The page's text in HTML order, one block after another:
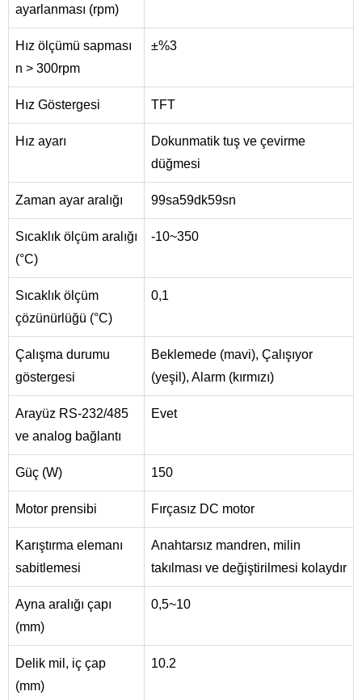
ayarlanması (rpm)
Hız ölçümü sapması
n > 300rpm
±%3
Hız Göstergesi TFT
Hız ayarı
Dokunmatik tuş ve çevirme
düğmesi
Zaman ayar aralığı 99sa59dk59sn
Sıcaklık ölçüm aralığı
(°C)
-10~350
Sıcaklık ölçüm
çözünürlüğü (°C)
0,1
Çalışma durumu
göstergesi
Beklemede (mavi), Çalışıyor
(yeşil), Alarm (kırmızı)
Arayüz RS-232/485
ve analog bağlantı
Evet
Güç (W) 150
Motor prensibi Fırçasız DC motor
Karıştırma elemanı
sabitlemesi
Anahtarsız mandren, milin
takılması ve değiştirilmesi kolaydır
Ayna aralığı çapı
(mm)
0,5~10
Delik mil, iç çap
(mm)
10.2